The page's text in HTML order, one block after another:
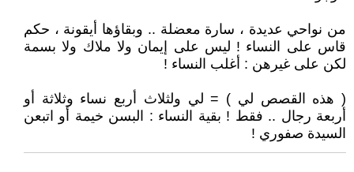
من نواحي عديدة ، سارة معضلة .. وبقاؤها أيقونة ، حكم
قاس على النساء ! ليس على إيمان ولا ملاك ولا بسمة
لكن على غيرهن : أغلب النساء !
( هذه القصص لي ) = لي ولثلاث أربع نساء وثلاثة أو
أربعة رجال .. فقط ! بقية النساء : البسن خيمة أو اتبعن
السيدة صفوري !